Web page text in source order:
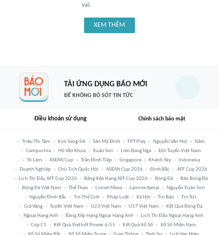
vai.
XEM THÊM
TẢI ỨNG DỤNG BÁO MỚI
ĐỂ KHÔNG BỎ SÓT TIN TỨC
Điều khoản sử dụng Chính sách bảo mật
Triệu Thị Tâm Kim Sang-Sik Sân Mỹ Đình FPT Play Nguyễn Văn Hợi
Năm
Campuchia
Hồ Văn Khoa Xuân Son Liên Bang Nga
Đội Tuyển Việt Nam
Tô Lâm
ASEAN Cup Trần Đình Tiệp Singapore Khánh Sky
Indonesia
Doanh Nghiệp
Chủ Tịch Quốc Hội ASEAN Cup 2026 Đình Bắc
AFF Cup 2026
Lịch Thi Đấu AFF Cup 2026
Bảng Xếp Hạng AFF Cup 2026 Bóng Đá
Báo Bóng Đá
Bóng Đá Việt Nam
Thể Thao Lionel Messi Lamine Yamal
Nguyễn Xuân Son
Nguyễn Đình Bắc
Tin Thế Giới Pháp Luật Xã Hội Tin Bão
Tin Tức
Giá Vàng
Tuyển Việt Nam U23 Việt Nam U17 Việt Nam
Kết Quả Bóng Đá
Ngoại Hạng Anh
Bảng Xếp Hạng Ngoại Hạng Anh
Lịch Thi Đấu Ngoại Hạng Anh
Cúp C1
Kết Quả Vietlott Power 6/55 Kết Quả Xổ Số
Xổ Số Miền Nam